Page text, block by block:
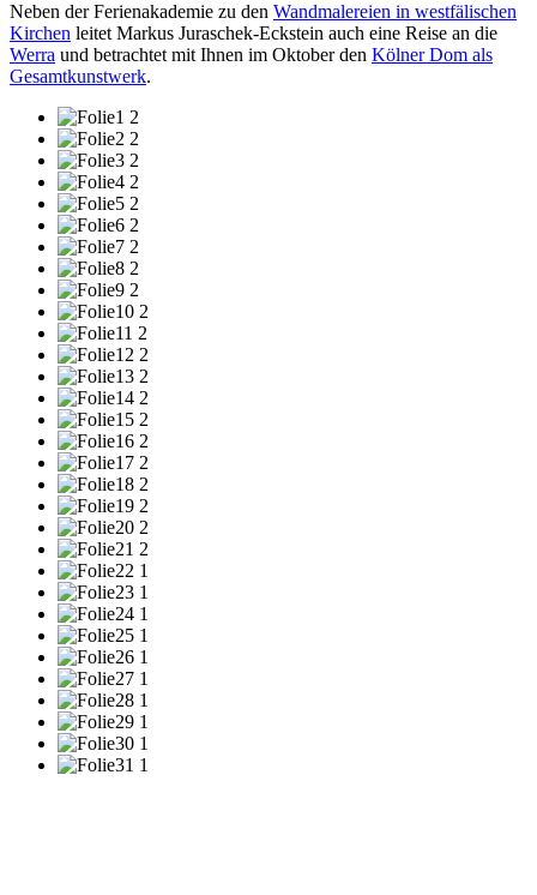
Neben der Ferienakademie zu den Wandmalereien in westfälischen
Kirchen leitet Markus Juraschek-Eckstein auch eine Reise an die
Werra und betrachtet mit Ihnen im Oktober den Kölner Dom als
Gesamtkunstwerk.